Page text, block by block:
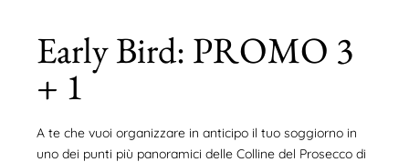
Early Bird: PROMO 3
+ 1
A te che vuoi organizzare in anticipo il tuo soggiorno in
uno dei punti più panoramici delle Colline del Prosecco di